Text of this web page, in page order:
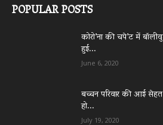
POPULAR POSTS
कोरो’ना की चपे’ट में
हुई...
June 6, 2020
बच्चन परिवार की आई
हो...
July 19, 2020